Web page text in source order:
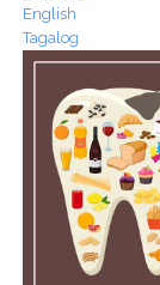
English
Tagalog